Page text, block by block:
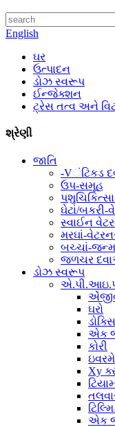
English
ઘર
ઉત્પાદન
ડોઝ સ્વરૂપ
ઈન્જેક્શન
ટ્રેસ તત્વ અને
શ્રેણી
જાતિ
-Vંટિકડ
ઉપ-સમૂહ
ઘેટાં/બકરી-
સ્વાઈન
મરઘાં-
બચ્ચાં-
જળચર
ડોઝ સ્વરૂપ
ઘરો
એક
કોરી
Xy
એક